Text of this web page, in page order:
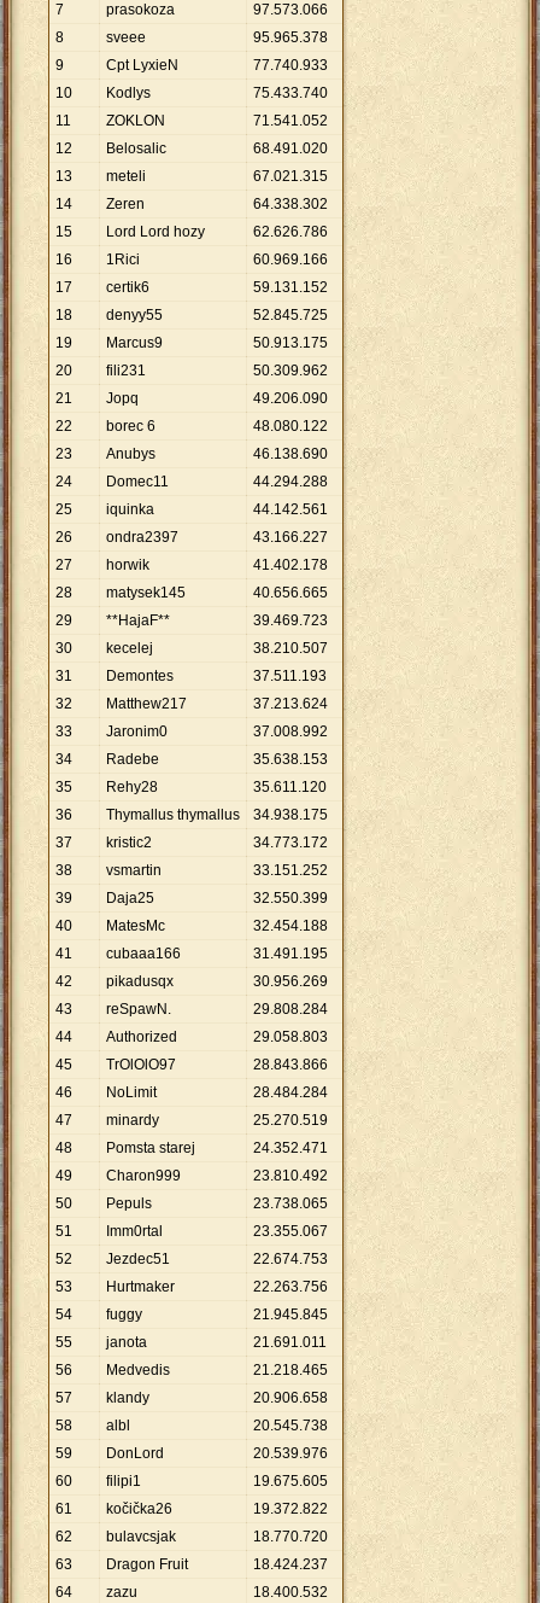
7
prasokoza 97.573.066
8
sveee 95.965.378
9
Cpt LyxieN 77.740.933
10
Kodlys 75.433.740
11
ZOKLON 71.541.052
12
Belosalic 68.491.020
13
meteli 67.021.315
14
Zeren 64.338.302
15
Lord Lord hozy 62.626.786
16
1Rici 60.969.166
17
certik6 59.131.152
18
denyy55 52.845.725
19
Marcus9 50.913.175
20
fili231 50.309.962
21
Jopq 49.206.090
22
borec 6 48.080.122
23
Anubys 46.138.690
24
Domec11 44.294.288
25
iquinka 44.142.561
26
ondra2397 43.166.227
27
horwik 41.402.178
28
matysek145 40.656.665
29
**HajaF** 39.469.723
30
kecelej 38.210.507
31
Demontes 37.511.193
32
Matthew217 37.213.624
33
Jaronim0 37.008.992
34
Radebe 35.638.153
35
Rehy28 35.611.120
36
Thymallus thymallus 34.938.175
37
kristic2 34.773.172
38
vsmartin 33.151.252
39
Daja25 32.550.399
40
MatesMc 32.454.188
41
cubaaa166 31.491.195
42
pikadusqx 30.956.269
43
reSpawN. 29.808.284
44
Authorized 29.058.803
45
TrOlOlO97 28.843.866
46
NoLimit 28.484.284
47
minardy 25.270.519
48
Pomsta starej 24.352.471
49
Charon999 23.810.492
50
Pepuls 23.738.065
51
Imm0rtal 23.355.067
52
Jezdec51 22.674.753
53
Hurtmaker 22.263.756
54
fuggy 21.945.845
55
janota 21.691.011
56
Medvedis 21.218.465
57
klandy 20.906.658
58
albl 20.545.738
59
DonLord 20.539.976
60
filipi1 19.675.605
61
kočička26 19.372.822
62
bulavcsjak 18.770.720
63
Dragon Fruit 18.424.237
64
zazu 18.400.532